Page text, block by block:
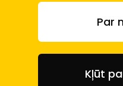
Par
Kļūt